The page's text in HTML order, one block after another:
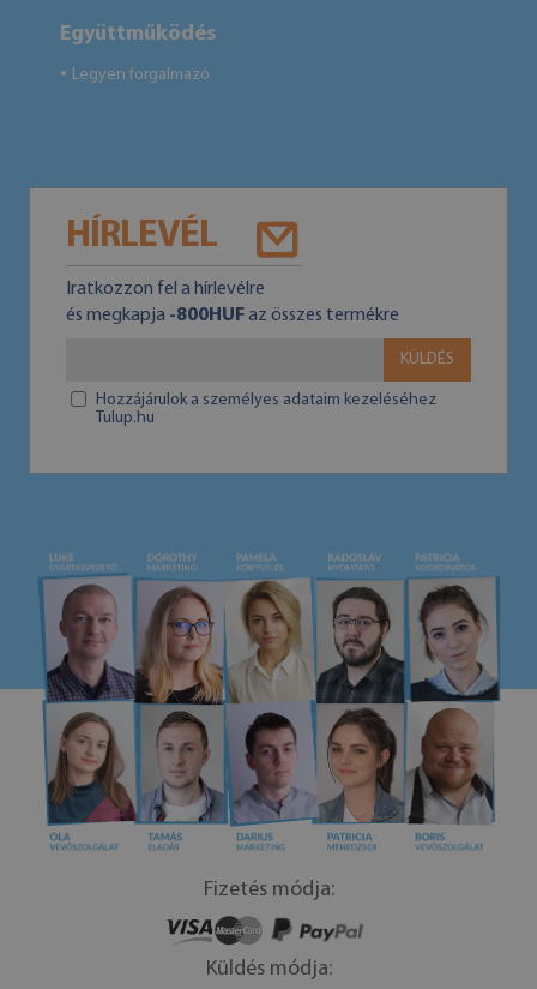
Együttműködés
● Legyen forgalmazó
HÍRLEVÉL
Iratkozzon fel a hírlevélre
és megkapja -800HUFaz összes termékre
KÜLDÉS
Hozzájárulok a személyes adataim kezeléséhez
Tulup.hu
Fizetés módja:
Küldés módja: